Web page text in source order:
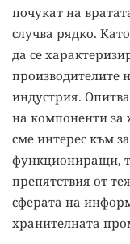
почукат на
случва рядко.
да се
производителите
индустрия.
на компоненти
сме интерес към
функциониращи,
препятствия от
сферата на
хранителната